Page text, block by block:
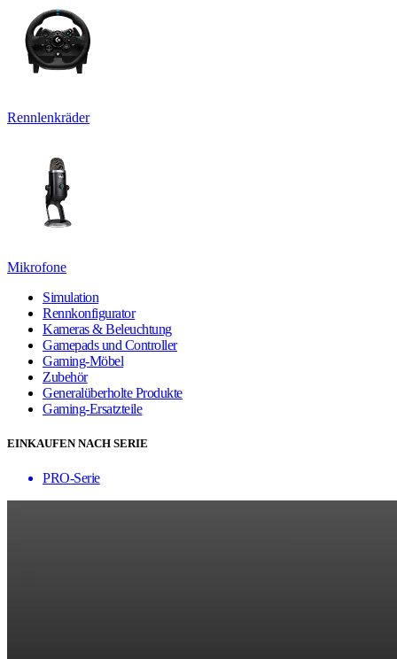
Rennlenkräder
Mikrofone
Simulation
Rennkonfigurator
Kameras & Beleuchtung
Gamepads und Controller
Gaming-Möbel
Zubehör
Generalüberholte Produkte
Gaming-Ersatzteile
EINKAUFEN NACH SERIE
PRO-Serie